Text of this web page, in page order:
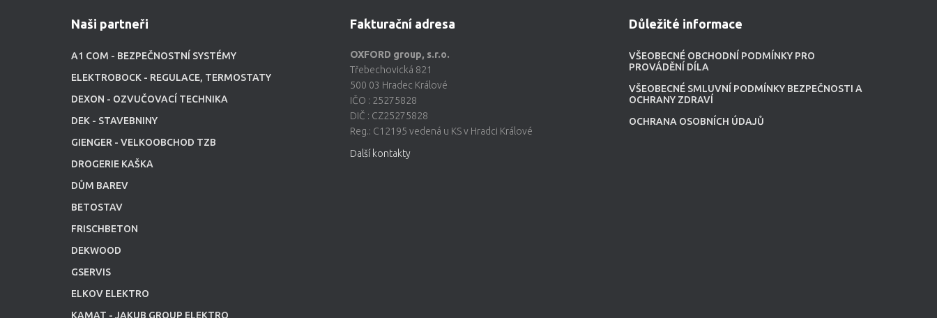
Naši partneři
A1 COM - BEZPEČNOSTNÍ SYSTÉMY
ELEKTROBOCK - REGULACE, TERMOSTATY
DEXON - OZVUČOVACÍ TECHNIKA
DEK - STAVEBNINY
GIENGER - VELKOOBCHOD TZB
DROGERIE KAŠKA
DŮM BAREV
BETOSTAV
FRISCHBETON
DEKWOOD
GSERVIS
ELKOV ELEKTRO
KAMAT - JAKUB GROUP ELEKTRO
Fakturační adresa
OXFORD group, s.r.o.
Třebechovická 821
500 03 Hradec Králové
IČO : 25275828
DIČ : CZ25275828
Reg.: C12195 vedená u KS v Hradci Králové
Další kontakty
Důležité informace
VŠEOBECNÉ OBCHODNÍ PODMÍNKY PRO
PROVÁDĚNÍ DÍLA
VŠEOBECNÉ SMLUVNÍ PODMÍNKY BEZPEČNOSTI A
OCHRANY ZDRAVÍ
OCHRANA OSOBNÍCH ÚDAJŮ